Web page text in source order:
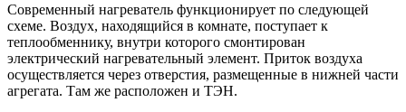
Современный нагреватель функционирует по следующей
схеме. Воздух, находящийся в комнате, поступает к
теплообменнику, внутри которого смонтирован
электрический нагревательный элемент. Приток воздуха
осуществляется через отверстия, размещенные в нижней части
агрегата. Там же расположен и ТЭН.